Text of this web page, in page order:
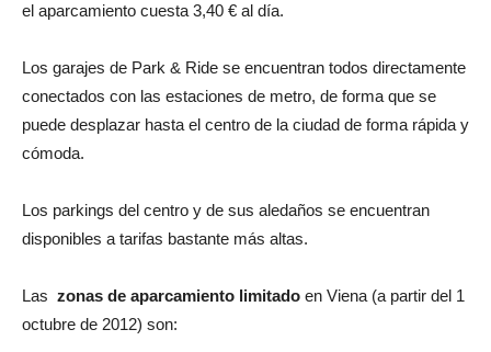
el aparcamiento cuesta 3,40 € al día.
Los garajes de Park & Ride se encuentran todos directamente
conectados con las estaciones de metro, de forma que se
puede desplazar hasta el centro de la ciudad de forma rápida y
cómoda.
Los parkings del centro y de sus aledaños se encuentran
disponibles a tarifas bastante más altas.
Las zonas de aparcamiento limitado en Viena (a partir del 1
octubre de 2012) son: